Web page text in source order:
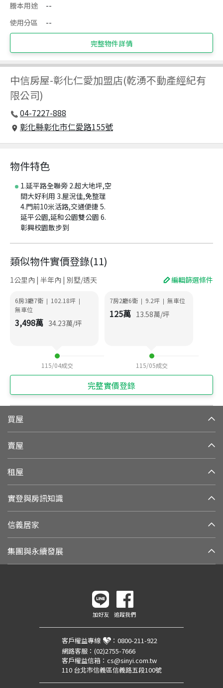
謄本用途
--
使用分區
--
完整物件詳情
中信房屋-彰化仁愛加盟店(乾湧不動產經紀有
限公司)
04-7227-888
彰化縣彰化市仁愛路155號
物件特色
1.延平路全聯旁 2.超大地坪,空
間大好利用 3.屋況佳,免整理
4.門前10米活路,交通便捷 5.
延平公園,延和公園雙公園 6.
彰興校園散步到
類似物件實價登錄(11)
1公里內 | 半年內 | 別墅/透天 編輯篩選條件
6房3廳7衛 | 102.18坪 |
無車位
3,498萬 34.23萬/坪
115/04成交
7房2廳6衛 | 9.2坪 | 無車位
125萬 13.58萬/坪
115/05成交
完整實價登錄
買屋
賣屋
租屋
實登與房訊知識
信義居家
集團與永續發展
加好友 追蹤我們
客戶權益專線 ： 0800-211-922
網路客服： (02)2755-7666
客戶權益信箱： cs@sinyi.com.tw
110 台北市信義區信義路五段100號